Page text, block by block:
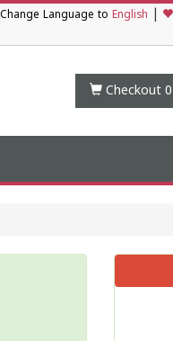
Change Language to English
Checkout 0